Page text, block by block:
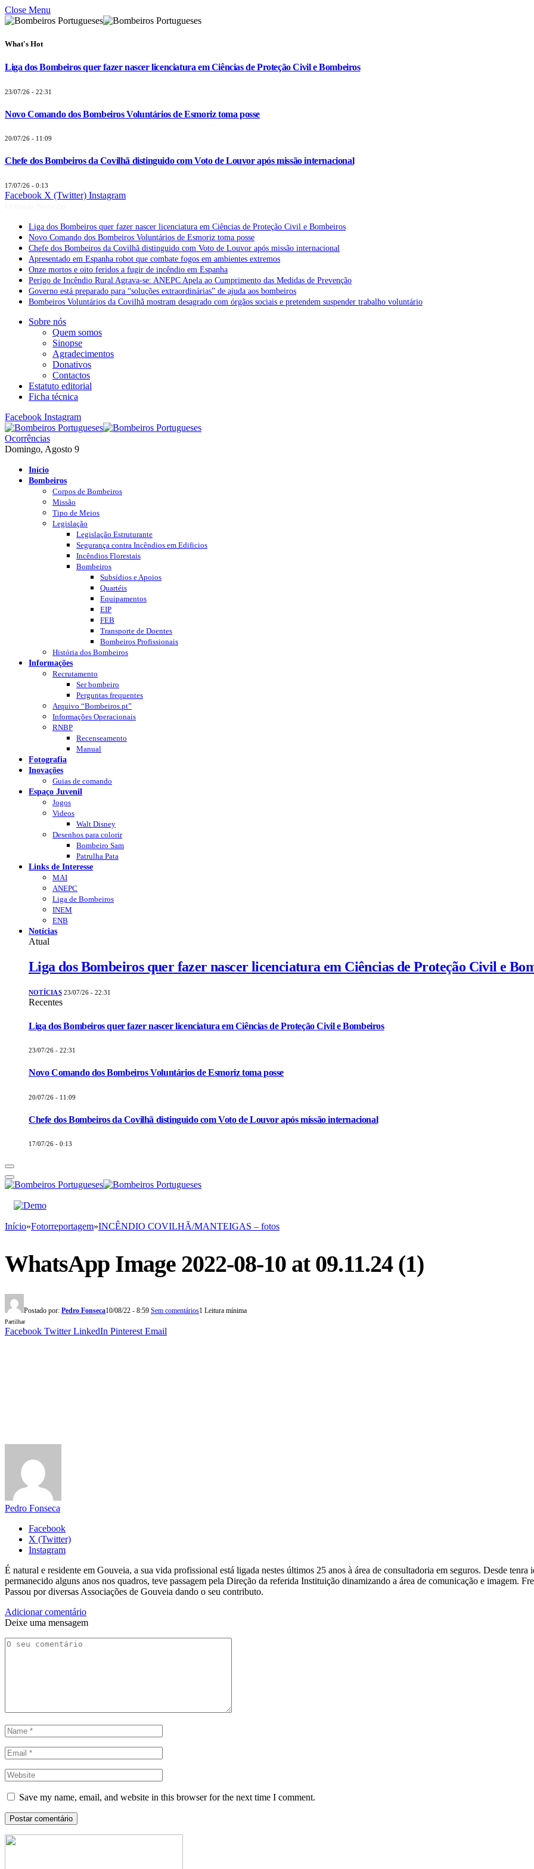
Close Menu
What's Hot
Liga dos Bombeiros quer fazer nascer licenciatura em Ciências de Proteção Civil e Bombeiros
23/07/26 - 22:31
Novo Comando dos Bombeiros Voluntários de Esmoriz toma posse
20/07/26 - 11:09
Chefe dos Bombeiros da Covilhã distinguido com Voto de Louvor após missão internacional
17/07/26 - 0:13
Facebook X (Twitter) Instagram
Liga dos Bombeiros quer fazer nascer licenciatura em Ciências de Proteção Civil e Bombeiros
Novo Comando dos Bombeiros Voluntários de Esmoriz toma posse
Chefe dos Bombeiros da Covilhã distinguido com Voto de Louvor após missão internacional
Apresentado em Espanha robot que combate fogos em ambientes extremos
Onze mortos e oito feridos a fugir de incêndio em Espanha
Perigo de Incêndio Rural Agrava-se: ANEPC Apela ao Cumprimento das Medidas de Prevenção
Governo está preparado para “soluções extraordinárias” de ajuda aos bombeiros
Bombeiros Voluntários da Covilhã mostram desagrado com órgãos sociais e pretendem suspender trabalho voluntário
Sobre nós
Quem somos
Sinopse
Agradecimentos
Donativos
Contactos
Estatuto editorial
Ficha técnica
Facebook Instagram
Ocorrências
Domingo, Agosto 9
Início
Bombeiros
Corpos de Bombeiros
Missão
Tipo de Meios
Legislação
Legislação Estruturante
Segurança contra Incêndios em Edificios
Incêndios Florestais
Bombeiros
Subsídios e Apoios
Quartéis
Equipamentos
EIP
FEB
Transporte de Doentes
Bombeiros Profissionais
História dos Bombeiros
Informações
Recrutamento
Ser bombeiro
Perguntas frequentes
Arquivo “Bombeiros.pt”
Informações Operacionais
RNBP
Recenseamento
Manual
Fotografia
Inovações
Guias de comando
Espaço Juvenil
Jogos
Videos
Walt Disney
Desenhos para colorir
Bombeiro Sam
Patrulha Pata
Links de Interesse
MAI
ANEPC
Liga de Bombeiros
INEM
ENB
Notícias
Atual
Liga dos Bombeiros quer fazer nascer licenciatura em Ciências de Proteção Civil e
NOTÍCIAS 23/07/26 - 22:31
Recentes
Liga dos Bombeiros quer fazer nascer licenciatura em Ciências de Proteção Civil e Bombeiros
23/07/26 - 22:31
Novo Comando dos Bombeiros Voluntários de Esmoriz toma posse
20/07/26 - 11:09
Chefe dos Bombeiros da Covilhã distinguido com Voto de Louvor após missão internacional
17/07/26 - 0:13
Início»Fotorreportagem»INCÊNDIO COVILHÃ/MANTEIGAS – fotos
WhatsApp Image 2022-08-10 at 09.11.24 (1)
Postado por: Pedro Fonseca10/08/22 - 8:59 Sem comentários1 Leitura mínima
Partilhar
Facebook Twitter LinkedIn Pinterest Email
Pedro Fonseca
Facebook
X (Twitter)
Instagram
É natural e residente em Gouveia, a sua vida profissional está ligada nestes últimos 25 anos à área de consultadoria em seguros. Desde
permanecido alguns anos nos quadros, teve passagem pela Direção da referida Instituição dinamizando a área de comunicação e imagem.
Passou por diversas Associações de Gouveia dando o seu contributo.
Adicionar comentário
Deixe uma mensagem
Save my name, email, and website in this browser for the next time I comment.